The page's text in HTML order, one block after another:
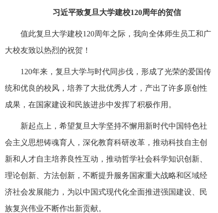
习近平致复旦大学建校120周年的贺信
值此复旦大学建校120周年之际，我向全体师生员工和广
大校友致以热烈的祝贺！
120年来，复旦大学与时代同步伐，形成了光荣的爱国传
统和优良的校风，培养了大批优秀人才，产出了许多原创性
成果，在国家建设和民族进步中发挥了积极作用。
新起点上，希望复旦大学坚持不懈用新时代中国特色社
会主义思想铸魂育人，深化教育科研改革，推动科技自主创
新和人才自主培养良性互动，推动哲学社会科学知识创新、
理论创新、方法创新，不断提升服务国家重大战略和区域经
济社会发展能力，为以中国式现代化全面推进强国建设、民
族复兴伟业不断作出新贡献。